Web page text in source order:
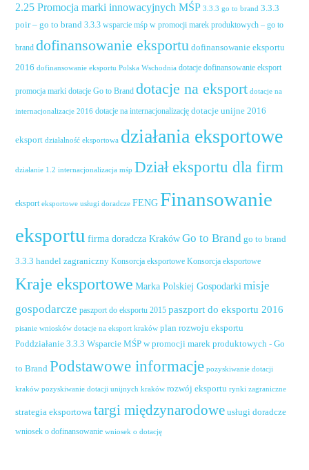
2.25 Promocja marki innowacyjnych MŚP 3.3.3 go to brand 3.3.3
poir – go to brand 3.3.3 wsparcie mśp w promocji marek produktowych – go to
brand dofinansowanie eksportu dofinansowanie eksportu
2016 dofinansowanie eksportu Polska Wschodnia dotacje dofinansowanie eksport
promocja marki dotacje Go to Brand dotacje na eksport dotacje na
internacjonalizacje 2016 dotacje na internacjonalizację dotacje unijne 2016
eksport działalność eksportowa działania eksportowe
działanie 1.2 internacjonalizacja mśp Dział eksportu dla firm
eksport eksportowe usługi doradcze FENG Finansowanie
eksportu firma doradcza Kraków Go to Brand go to brand
3.3.3 handel zagraniczny Konsorcja eksportowe Konsorcja eksportowe
Kraje eksportowe Marka Polskiej Gospodarki misje
gospodarcze paszport do eksportu 2015 paszport do eksportu 2016
pisanie wniosków dotacje na eksport kraków plan rozwoju eksportu
Poddziałanie 3.3.3 Wsparcie MŚP w promocji marek produktowych - Go
to Brand Podstawowe informacje pozyskiwanie dotacji
kraków pozyskiwanie dotacji unijnych kraków rozwój eksportu rynki zagraniczne
strategia eksportowa targi międzynarodowe usługi doradcze
wniosek o dofinansowanie wniosek o dotację